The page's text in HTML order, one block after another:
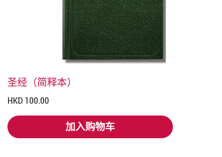
圣经（简释本）
HKD 100.00
加入购物车
加入购物车